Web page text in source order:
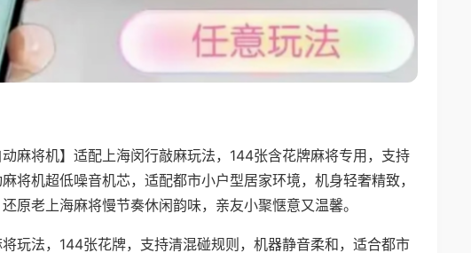
动麻将机】适配上海闵行敲麻玩法，144张含花牌麻将专用，支持
将机超低噪音机芯，适配都市小户型居家环境，机身轻奢精致，
原老上海麻将慢节奏休闲韵味，亲友小聚惬意又温馨。
玩法，144张花牌，支持清混碰规则，机器静音柔和，适合都市